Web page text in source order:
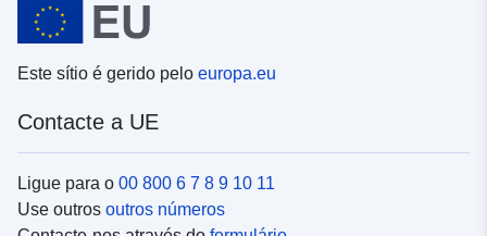
Este sítio é gerido pelo europa.eu
Contacte a UE
Ligue para o 00 800 6 7 8 9 10 11
Use outros outros números